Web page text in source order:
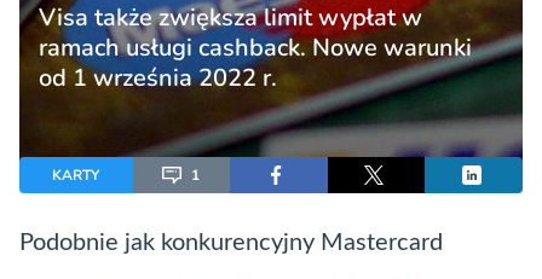
Visa także zwiększa limit wypłat w
ramach usługi cashback. Nowe warunki
od 1 września 2022 r.
KARTY 1
Podobnie jak konkurencyjny Mastercard